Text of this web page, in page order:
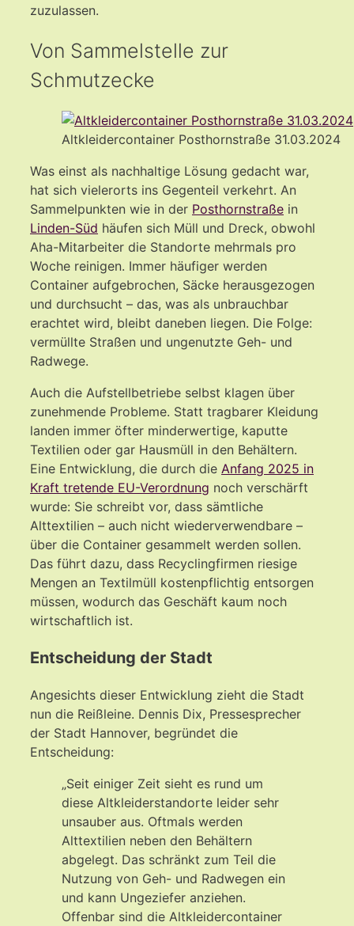
zuzulassen.
Von Sammelstelle zur
Schmutzecke
Altkleidercontainer Posthornstraße 31.03.2024
Was einst als nachhaltige Lösung gedacht war,
hat sich vielerorts ins Gegenteil verkehrt. An
Sammelpunkten wie in der Posthornstraße in
Linden-Süd häufen sich Müll und Dreck, obwohl
Aha-Mitarbeiter die Standorte mehrmals pro
Woche reinigen. Immer häufiger werden
Container aufgebrochen, Säcke herausgezogen
und durchsucht – das, was als unbrauchbar
erachtet wird, bleibt daneben liegen. Die Folge:
vermüllte Straßen und ungenutzte Geh- und
Radwege.
Auch die Aufstellbetriebe selbst klagen über
zunehmende Probleme. Statt tragbarer Kleidung
landen immer öfter minderwertige, kaputte
Textilien oder gar Hausmüll in den Behältern.
Eine Entwicklung, die durch die Anfang 2025 in
Kraft tretende EU-Verordnung noch verschärft
wurde: Sie schreibt vor, dass sämtliche
Alttextilien – auch nicht wiederverwendbare –
über die Container gesammelt werden sollen.
Das führt dazu, dass Recyclingfirmen riesige
Mengen an Textilmüll kostenpflichtig entsorgen
müssen, wodurch das Geschäft kaum noch
wirtschaftlich ist.
Entscheidung der Stadt
Angesichts dieser Entwicklung zieht die Stadt
nun die Reißleine. Dennis Dix, Pressesprecher
der Stadt Hannover, begründet die
Entscheidung:
„Seit einiger Zeit sieht es rund um
diese Altkleiderstandorte leider sehr
unsauber aus. Oftmals werden
Alttextilien neben den Behältern
abgelegt. Das schränkt zum Teil die
Nutzung von Geh- und Radwegen ein
und kann Ungeziefer anziehen.
Offenbar sind die Altkleidercontainer